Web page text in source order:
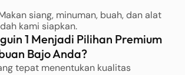
siang, minuman, buah, dan alat
kami siapkan.
1 Menjadi Pilihan Premium
Bajo Anda?
tepat menentukan kualitas